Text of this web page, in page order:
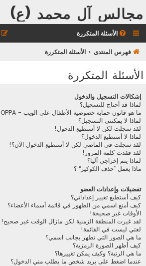
مجالس آل محمد (ع)
الأسئلة المتكررة
فهرس المنتدى الأسئلة المتكررة
الأسئلة المتكررة
إشكالات التسجيل والدخول
لماذا قد أحتاج للتسجيل؟
ما هو قانون حماية خصوصية الأطفال على الويب - COPPA؟
لماذا لا يمكنني التسجيل؟
لقد سجلت لكن لا أستطيع الدخول!
لماذا لا أستطيع الدخول؟
لقد سجلت في الماضي لكن لا أستطيع الدخول الآن؟!
لقد فقدت كلمة المرور!
لماذا يتم إخراجي آليا؟
ماذا يعمل ”حذف الكوكيز“ ؟
تفضيلات وإعدادات العضو
كيف أستطيع تغيير إعداداتي؟
كيف أمنع اسمي من الظهور في قائمة أسماء الأعضاء؟
الأوقات غير صحيحة!
لقد غيرت المنطقة الزمنية لكن مازال الوقت غير صحيح!
لغتي ليست في القائمة!
ما هي الصور التي تظهر بجانب اسمي؟
كيف أظهر الصورة الرمزية؟
ما هي الرتبة؟ وكيف يمكن تغييرها؟
عندما اضغط على بريد شخص ما يطلب مني الدخول؟